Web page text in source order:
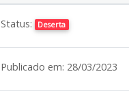
Status: Deserta
Publicado em: 28/03/2023